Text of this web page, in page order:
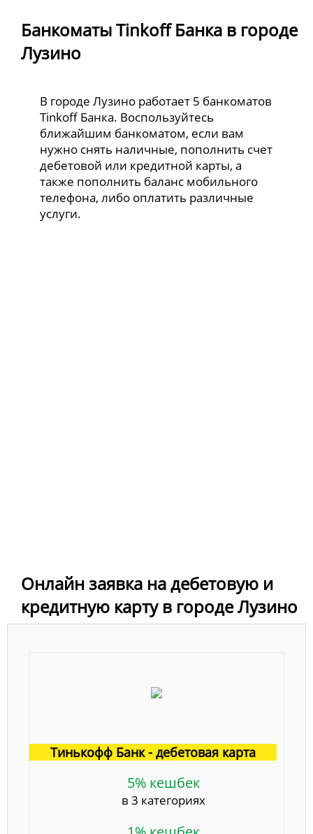
Банкоматы Tinkoff Банка в городе
Лузино
В городе Лузино работает 5 банкоматов
Tinkoff Банка. Воспользуйтесь
ближайшим банкоматом, если вам
нужно снять наличные, пополнить счет
дебетовой или кредитной карты, а
также пополнить баланс мобильного
телефона, либо оплатить различные
услуги.
Онлайн заявка на дебетовую и
кредитную карту в городе Лузино
Тинькофф Банк - дебетовая карта
5% кешбек
в 3 категориях